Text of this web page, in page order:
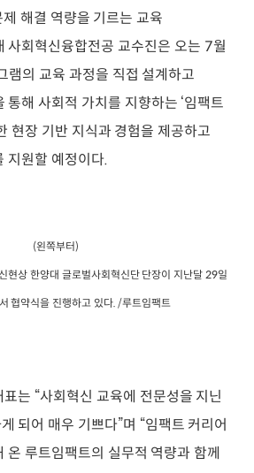
해결 역량을 기르는 교육
사회혁신융합전공 교수진은 오는 7월
램의 교육 과정을 직접 설계하고
통해 사회적 가치를 지향하는 ‘임팩트
현장 기반 지식과 경험을 제공하고
지원할 예정이다.
(왼쪽부터)
현상 한양대 글로벌사회혁신단 단장이 지난달 29일
협약식을 진행하고 있다. /루트임팩트
는 “사회혁신 교육에 전문성을 지닌
되어 매우 기쁘다”며 “임팩트 커리어
온 루트임팩트의 실무적 역량과 함께